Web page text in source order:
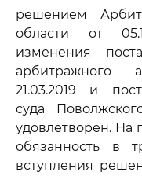
решением
области от
изменения
арбитражного
21.03.2019 и
суда
удовлетворен. На
обязанность в
вступления